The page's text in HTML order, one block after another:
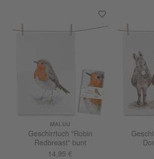
MALUU
Geschirrtuch "Robin
Redbreast" bunt
14,95 €